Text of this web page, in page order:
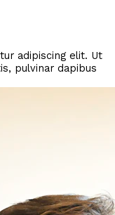
adipiscing elit. Ut
pulvinar dapibus